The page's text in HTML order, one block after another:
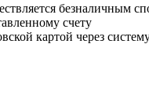
безналичным
счету
картой через